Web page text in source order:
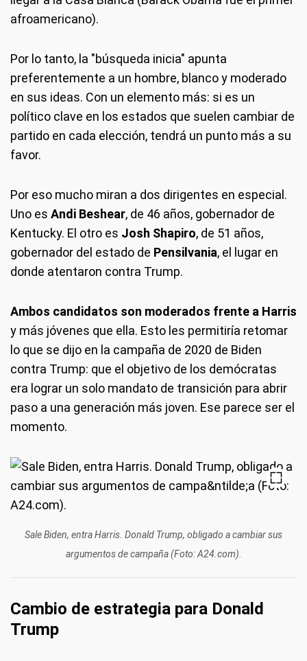
afroamericano).
Por lo tanto, la "búsqueda inicia" apunta
preferentemente a un hombre, blanco y moderado
en sus ideas. Con un elemento más: si es un
político clave en los estados que suelen cambiar de
partido en cada elección, tendrá un punto más a su
favor.
Por eso mucho miran a dos dirigentes en especial.
Uno es Andi Beshear, de 46 años, gobernador de
Kentucky. El otro es Josh Shapiro, de 51 años,
gobernador del estado de Pensilvania, el lugar en
donde atentaron contra Trump.
Ambos candidatos son moderados frente a Harris
y más jóvenes que ella. Esto les permitiría retomar
lo que se dijo en la campaña de 2020 de Biden
contra Trump: que el objetivo de los demócratas
era lograr un solo mandato de transición para abrir
paso a una generación más joven. Ese parece ser el
momento.
Sale Biden, entra Harris. Donald Trump, obligado a cambiar sus
argumentos de campaña (Foto: A24.com).
Cambio de estrategia para Donald
Trump